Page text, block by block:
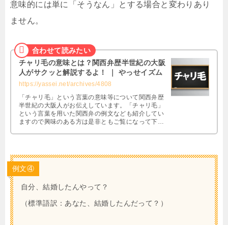
意味的には単に「そうなん」とする場合と変わりあり
ません。
チャリ毛の意味とは？関西弁歴半世紀の大阪
人がサクッと解説するよ！ ｜ やっせイズム
https://yassei.net/archives/4808
「チャリ毛」という言葉の意味等について関西弁歴
半世紀の大阪人がお伝えしています。「チャリ毛」
という言葉を用いた関西弁の例文なども紹介してい
ますので興味のある方は是非ともご覧になって下さ
例文④
自分、結婚したんやって？
（標準語訳：あなた、結婚したんだって？）